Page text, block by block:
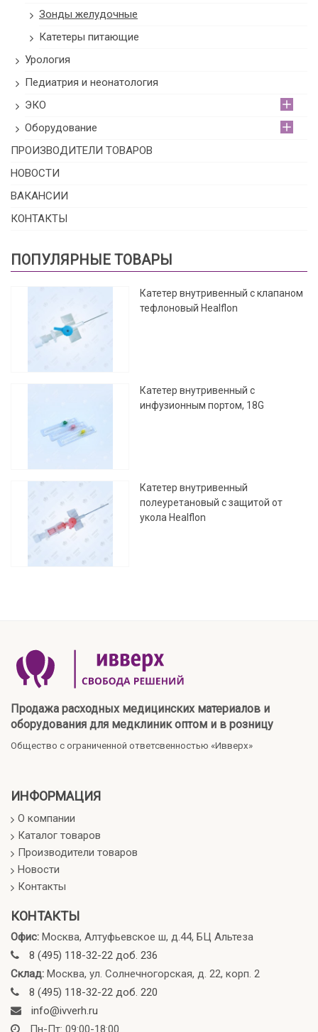
Зонды желудочные
Катетеры питающие
Урология
Педиатрия и неонатология
ЭКО
Оборудование
ПРОИЗВОДИТЕЛИ ТОВАРОВ
НОВОСТИ
ВАКАНСИИ
КОНТАКТЫ
ПОПУЛЯРНЫЕ ТОВАРЫ
Катетер внутривенный с клапаном
тефлоновый Healflon
Катетер внутривенный с
инфузионным портом, 18G
Катетер внутривенный
полеуретановый с защитой от
укола Healflon
Продажа расходных медицинских материалов и
оборудования для медклиник оптом и в розницу
Общество с ограниченной ответсвенностью «Ивверх»
ИНФОРМАЦИЯ
О компании
Каталог товаров
Производители товаров
Новости
Контакты
КОНТАКТЫ
Офис: Москва, Алтуфьевское ш, д.44, БЦ Альтеза
8 (495) 118-32-22 доб. 236
Склад: Москва, ул. Солнечногорская, д. 22, корп. 2
8 (495) 118-32-22 доб. 220
info@ivverh.ru
Пн-Пт: 09:00-18:00